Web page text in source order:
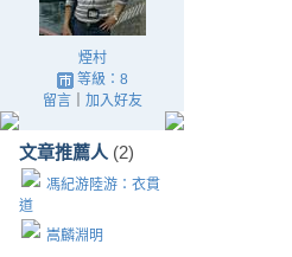
煙村
等級：8
留言｜ 加入好友
文章推薦人 (2)
馮紀游陸游：衣貫
道
嵩麟淵明